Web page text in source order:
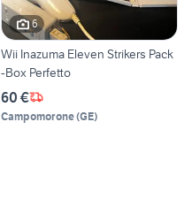
6
Wii Inazuma Eleven Strikers Pack
-Box Perfetto
60 €
Campomorone(GE)